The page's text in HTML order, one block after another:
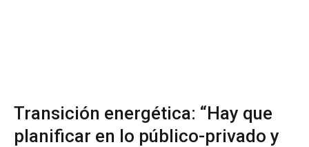
Transición energética: “Hay que
planificar en lo público-privado y